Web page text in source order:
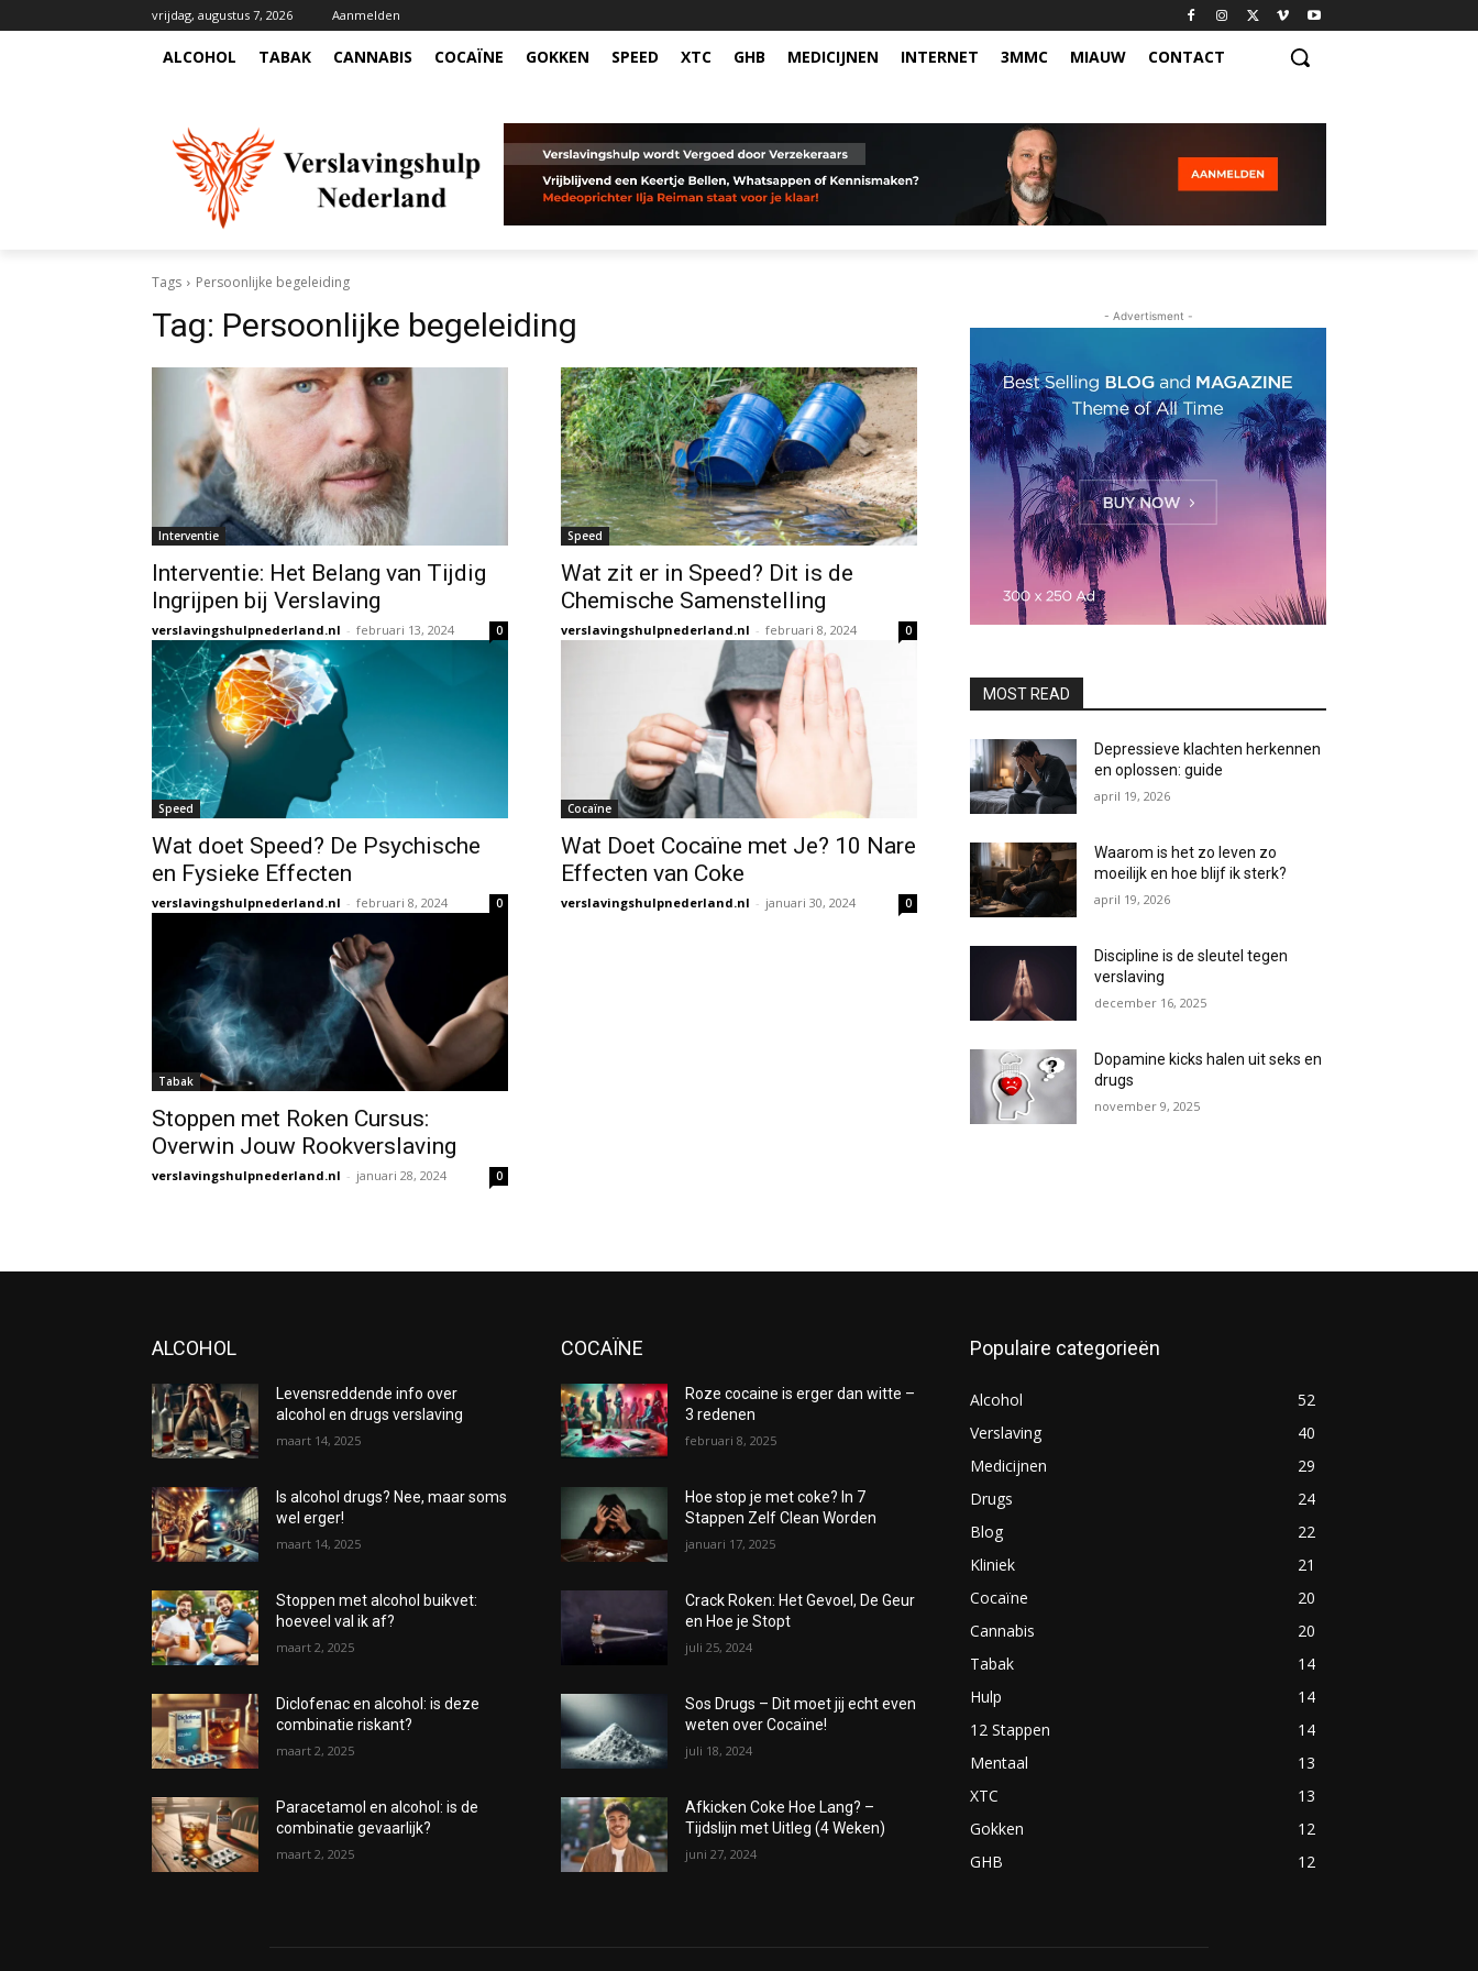
vrijdag, augustus 7, 2026 Aanmelden
ALCOHOL TABAK CANNABIS COCAÏNE GOKKEN SPEED XTC GHB MEDICIJNEN INTERNET 3MMC MIAUW CONTACT
Tags Persoonlijke begeleiding
Tag: Persoonlijke begeleiding
Interventie
Interventie: Het Belang van Tijdig
Ingrijpen bij Verslaving
verslavingshulpnederland.nl - februari 13, 2024 0
Speed
Wat zit er in Speed? Dit is de
Chemische Samenstelling
verslavingshulpnederland.nl - februari 8, 2024 0
Speed
Wat doet Speed? De Psychische
en Fysieke Effecten
verslavingshulpnederland.nl - februari 8, 2024 0
Cocaïne
Wat Doet Cocaïne met Je? 10 Nare
Effecten van Coke
verslavingshulpnederland.nl - januari 30, 2024 0
Tabak
Stoppen met Roken Cursus:
Overwin Jouw Rookverslaving
verslavingshulpnederland.nl - januari 28, 2024 0
- Advertisment -
MOST READ
Depressieve klachten herkennen
en oplossen: guide
april 19, 2026
Waarom is het zo leven zo
moeilijk en hoe blijf ik sterk?
april 19, 2026
Discipline is de sleutel tegen
verslaving
december 16, 2025
Dopamine kicks halen uit seks en
drugs
november 9, 2025
ALCOHOL
Levensreddende info over
alcohol en drugs verslaving
maart 14, 2025
Is alcohol drugs? Nee, maar soms
wel erger!
maart 14, 2025
Stoppen met alcohol buikvet:
hoeveel val ik af?
maart 2, 2025
Diclofenac en alcohol: is deze
combinatie riskant?
maart 2, 2025
Paracetamol en alcohol: is de
combinatie gevaarlijk?
maart 2, 2025
COCAÏNE
Roze cocaine is erger dan witte –
3 redenen
februari 8, 2025
Hoe stop je met coke? In 7
Stappen Zelf Clean Worden
januari 17, 2025
Crack Roken: Het Gevoel, De Geur
en Hoe je Stopt
juli 25, 2024
Sos Drugs – Dit moet jij echt even
weten over Cocaïne!
juli 18, 2024
Afkicken Coke Hoe Lang? –
Tijdslijn met Uitleg (4 Weken)
juni 27, 2024
Populaire categorieën
Alcohol
52
Verslaving
40
Medicijnen
29
Drugs
24
Blog
22
Kliniek
21
Cocaïne
20
Cannabis
20
Tabak
14
Hulp
14
12 Stappen
14
Mentaal
13
XTC
13
Gokken
12
GHB
12